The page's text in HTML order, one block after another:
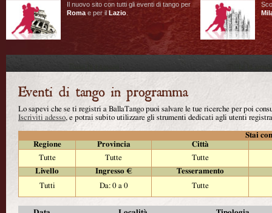
Il nuovo sito con tutti gli eventi di tango per
Roma e per il Lazio
Lo sapevi che se ti registri a BallaTango puoi salvare le tue ricerche per poi
Iscriviti adesso, e potrai subito utilizzare gli strumenti dedicati agli utenti
Stai
Regione
Provincia
Città
Tutte
Tutte
Tutte
Livello
Ingresso €
Tesseramento
Tutti
Da: 0 a 0 Tutte